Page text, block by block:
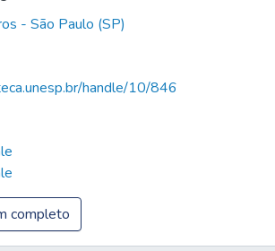
- São Paulo (SP)
handle/10/846
completo